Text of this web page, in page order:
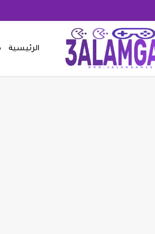
الرئيسية